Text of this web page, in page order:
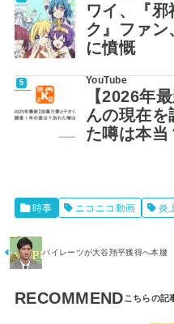
ワイ、『邪
ク』ファン
に憤慨
YouTube
【2026年
んの現在
た噂は本当
時事 ニコニコ動画 炎
パイレーツが大谷翔平獲得へ本腰
RECOMMEND